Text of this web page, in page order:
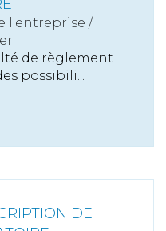
l'entreprise /
de règlement
possibili...
DE